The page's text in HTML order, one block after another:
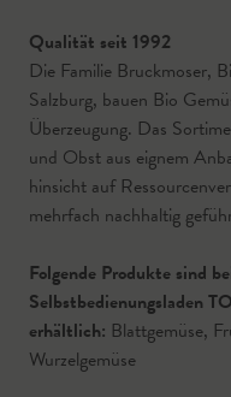
Qualität seit 1992
Die Familie Bruckmoser,
Salzburg, bauen Bio
Überzeugung. Das
und Obst aus eignem
hinsicht auf
mehrfach nachhaltig
Folgende Produkte sind
Selbstbedienungsladen
erhältlich: Blattgemüse,
Wurzelgemüse